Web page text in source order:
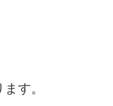
す。